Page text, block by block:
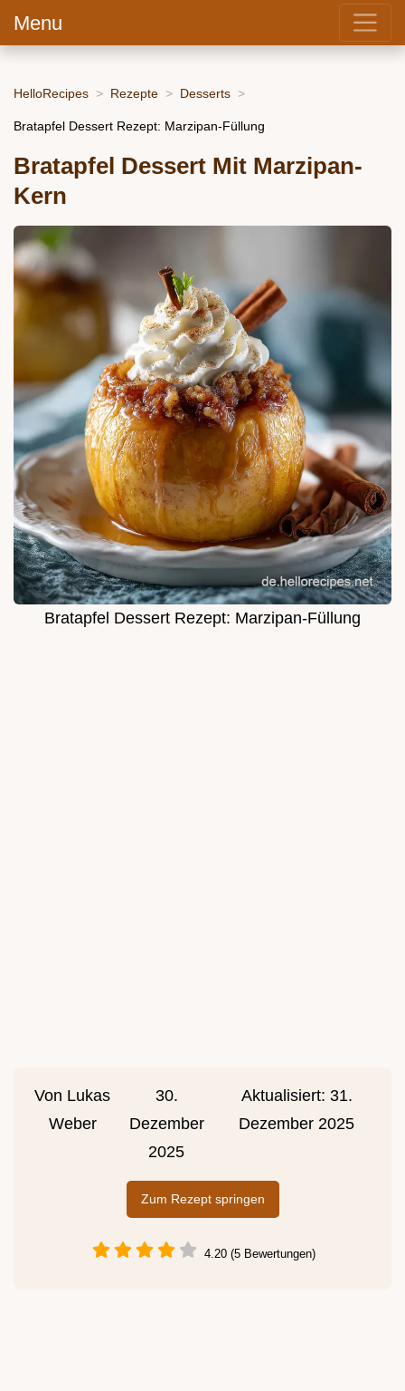
Menu
HelloRecipes Rezepte Desserts
Bratapfel Dessert Rezept: Marzipan-Füllung
Bratapfel Dessert Mit Marzipan-
Kern
Bratapfel Dessert Rezept: Marzipan-Füllung
Von Lukas
Weber
30.
Dezember
2025
Aktualisiert: 31.
Dezember 2025
Zum Rezept springen
4.20 (5 Bewertungen)